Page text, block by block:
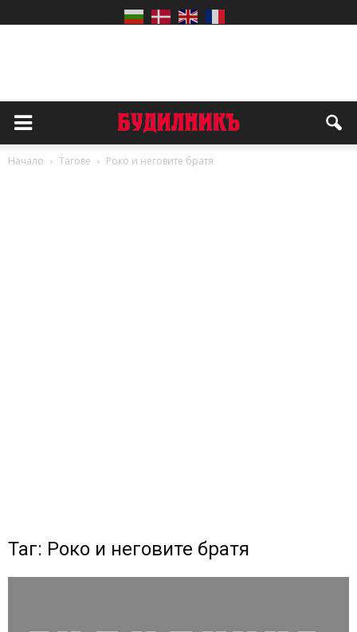
Начало Тагове Роко и неговите братя
Таг: Роко и неговите братя